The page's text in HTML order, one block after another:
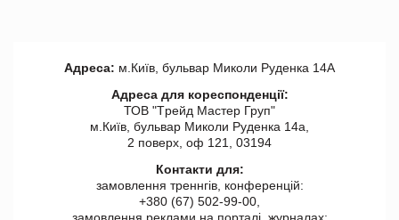
Адреса: м.Київ, бульвар Миколи Руденка 14А
Адреса для кореспонденції:
ТОВ "Tрейд Мастер Груп"
м.Київ, бульвар Миколи Руденка 14а,
2 поверх, оф 121, 03194
Контакти для:
замовлення треннгів, конференцій:
+380 (67) 502-99-00,
замовлення реклами на порталі, журналах: